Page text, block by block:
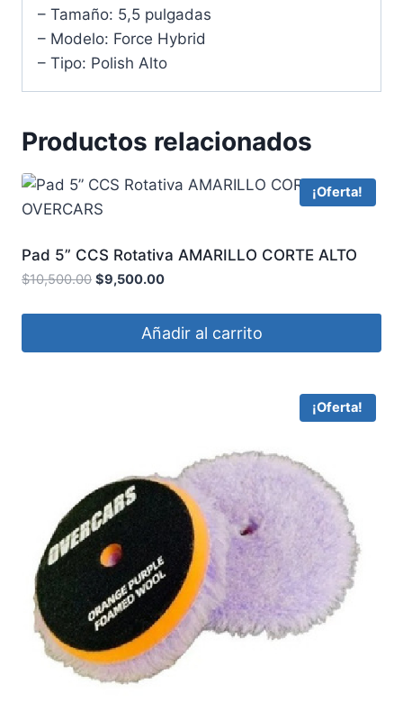
– Tamaño: 5,5 pulgadas
– Modelo: Force Hybrid
– Tipo: Polish Alto
Productos relacionados
¡Oferta!
Pad 5” CCS Rotativa AMARILLO CORTE ALTO
OVERCARS
$10,500.00 $9,500.00
Añadir al carrito
¡Oferta!